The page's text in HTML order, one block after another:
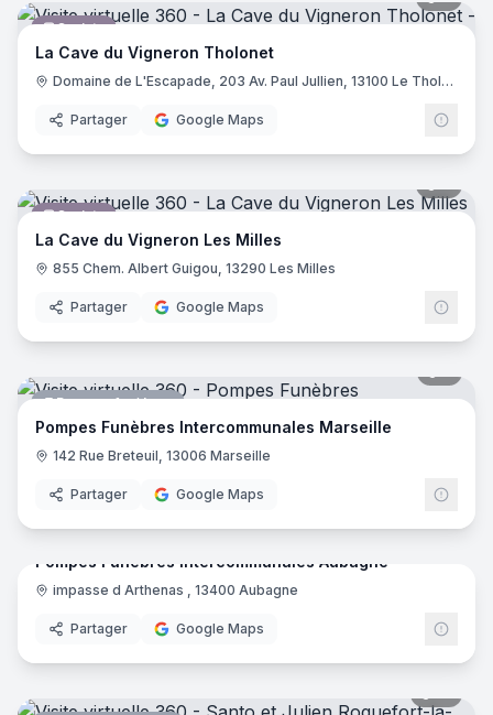
Caviste
La Cave du Vigneron Tholonet
Domaine de L'Escapade, 203 Av. Paul Jullien, 13100 Le Tholonet
Partager Google Maps
Caviste
La Cave du Vigneron Les Milles
855 Chem. Albert Guigou, 13290 Les Milles
Partager Google Maps
Pompes funèbres
Pompes Funèbres Intercommunales Marseille
142 Rue Breteuil, 13006 Marseille
Partager Google Maps
Pompes funèbres
Pompes Funèbres Intercommunales Aubagne
impasse d Arthenas , 13400 Aubagne
Partager Google Maps